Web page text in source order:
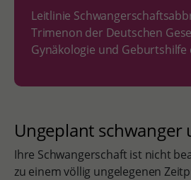
Leitlinie
Trimenon der Deutschen
Gynäkologie und Geburtshilfe
Ungeplant schwanger
Ihre Schwangerschaft ist nicht
zu einem völlig ungelegenen